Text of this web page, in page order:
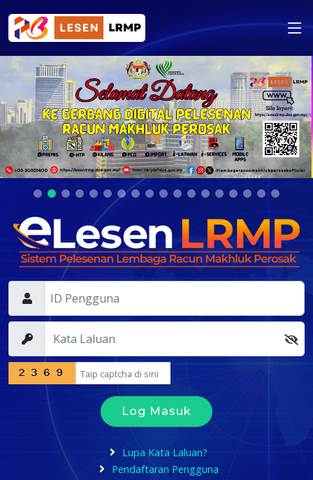
Log Masuk
Lupa Kata Laluan?
Pendaftaran Pengguna